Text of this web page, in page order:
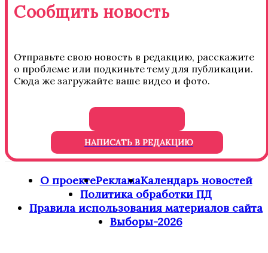
Сообщить новость
Отправьте свою новость в редакцию, расскажите
о проблеме или подкиньте тему для публикации.
Сюда же загружайте ваше видео и фото.
НАПИСАТЬ В РЕДАКЦИЮ
О проектеРекламаКалендарь новостей
Политика обработки ПД
Правила использования материалов сайта
Выборы-2026